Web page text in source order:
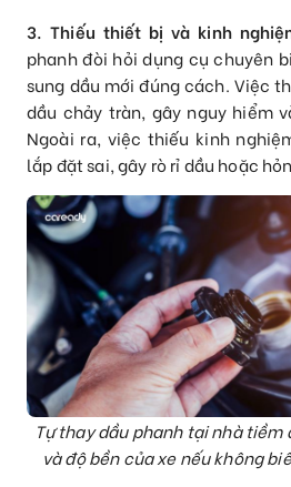
3. Thiếu thiết bị và kinh
phanh đòi hỏi dụng cụ chuyên
sung dầu mới đúng cách. Việc
dầu chảy tràn, gây nguy hiểm
Ngoài ra, việc thiếu kinh
lắp đặt sai, gây rò rỉ dầu hoặc
Tự thay dầu phanh tại nhà tiềm
và độ bền của xe nếu không